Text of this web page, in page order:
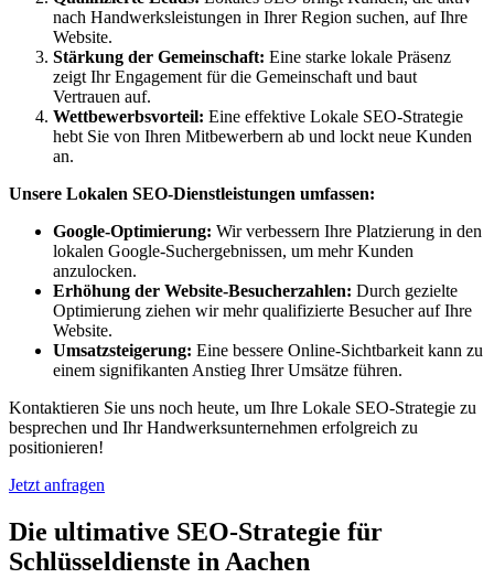
nach Handwerksleistungen in Ihrer Region suchen, auf Ihre
Website.
Stärkung der Gemeinschaft: Eine starke lokale Präsenz
zeigt Ihr Engagement für die Gemeinschaft und baut
Vertrauen auf.
Wettbewerbsvorteil: Eine effektive Lokale SEO-Strategie
hebt Sie von Ihren Mitbewerbern ab und lockt neue Kunden
an.
Unsere Lokalen SEO-Dienstleistungen umfassen:
Google-Optimierung: Wir verbessern Ihre Platzierung in den
lokalen Google-Suchergebnissen, um mehr Kunden
anzulocken.
Erhöhung der Website-Besucherzahlen: Durch gezielte
Optimierung ziehen wir mehr qualifizierte Besucher auf Ihre
Website.
Umsatzsteigerung: Eine bessere Online-Sichtbarkeit kann zu
einem signifikanten Anstieg Ihrer Umsätze führen.
Kontaktieren Sie uns noch heute, um Ihre Lokale SEO-Strategie zu
besprechen und Ihr Handwerksunternehmen erfolgreich zu
positionieren!
Jetzt anfragen
Die ultimative SEO-Strategie für
Schlüsseldienste in Aachen